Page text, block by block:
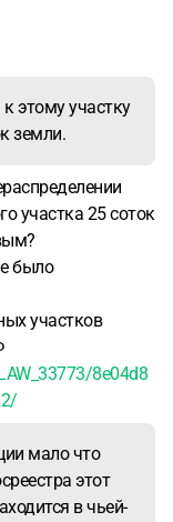
этому участку
земли.
участка 25 соток
было
участков
8e04d8
мало что
этот
в чьей-